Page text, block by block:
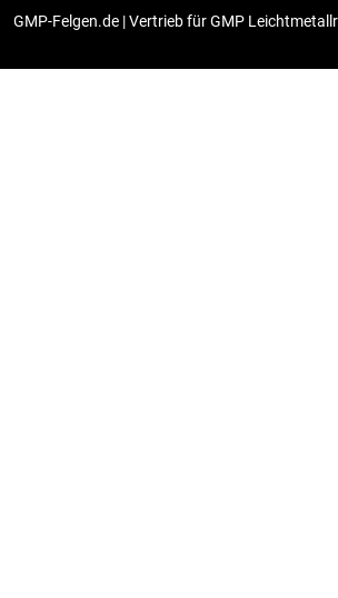
GMP-Felgen.de | Vertrieb für GMP